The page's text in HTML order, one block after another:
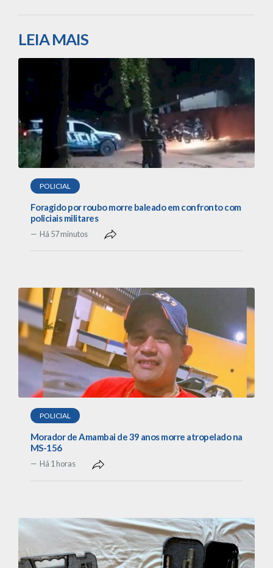
LEIA MAIS
POLICIAL
Foragido por roubo morre baleado em confronto com
policiais militares
Há 57 minutos
POLICIAL
Morador de Amambai de 39 anos morre atropelado na
MS-156
Há 1 horas